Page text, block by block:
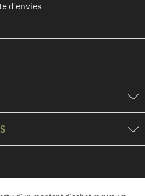
d'envies